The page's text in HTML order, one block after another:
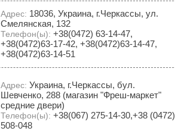
Адрес: 18036, Украина, г.Черкассы, ул.
Смелянская, 132
Телефон(ы): +38(0472) 63-14-47,
+38(0472)63-17-42, +38(0472)63-14-47,
+38(0472)63-14-51
Адрес: Украина, г.Черкассы, бул.
Шевченко, 288 (магазин "Фреш-маркет"
средние двери)
Телефон(ы): +38(067) 275-14-30,+38 (0472)
508-048